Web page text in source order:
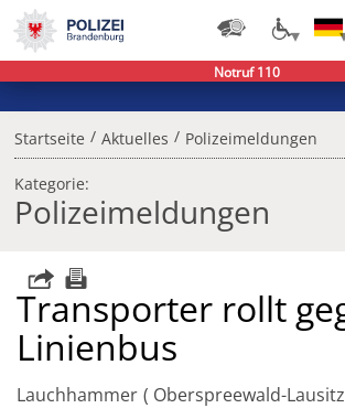
Startseite / Aktuelles / Polizeimeldungen
Kategorie:
Polizeimeldungen
Transporter rollt
Linienbus
Lauchhammer Oberspreewald-Lausitz
Notruf 110